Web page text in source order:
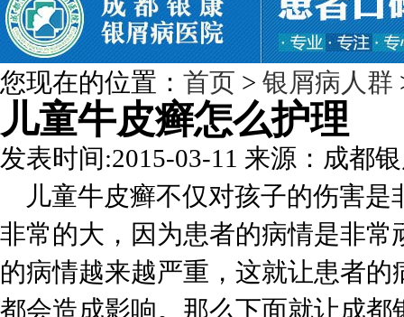
您现在的位置： 首页 > 银屑病人群
儿童牛皮癣怎么护理
发表时间:2015-03-11 来源：成都
儿童牛皮癣不仅对孩子的伤害是
非常的大，因为患者的病情是非
的病情越来越严重，这就让患者
都会造成影响。那么下面就让成